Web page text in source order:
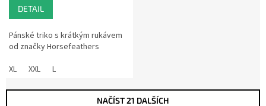
DETAIL
Pánské triko s krátkým rukávem
od značky Horsefeathers
XL
XXL L
NAČÍST 21 DALŠÍCH